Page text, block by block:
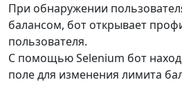
При обнаружении
балансом, бот открывает
пользователя.
С помощью Selenium бот
поле для изменения лимита